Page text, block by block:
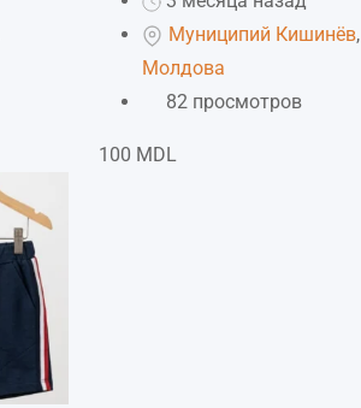
Муниципий Кишинёв,
Молдова
82 просмотров
100 MDL